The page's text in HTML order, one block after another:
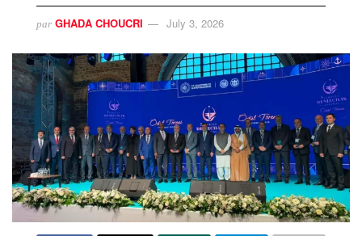
par GHADA CHOUCRI July 3, 2026